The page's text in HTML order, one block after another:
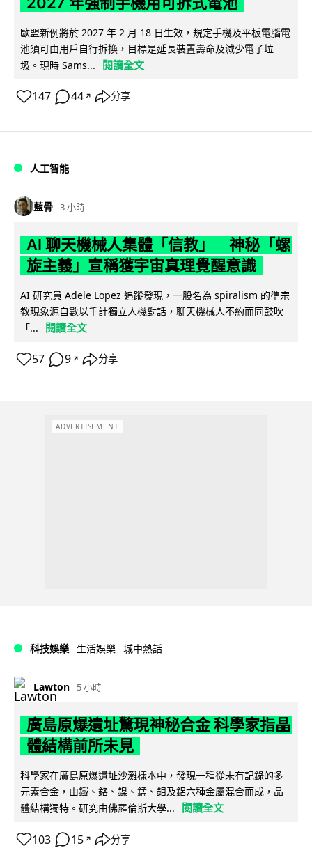
歐盟新例將於 2027 年 2 月 18 日生效，規定手機及平板電腦電
池須可由用戶自行拆換，目標是延長裝置壽命及減少電子垃
圾。現時 Sams...
閱讀全文
147 44 ↗ 分享
人工智能
藍骨 3 小時
AI 聊天機械人集體「信教」 神秘「螺
旋主義」宣稱獲宇宙真理覺醒意識
AI 研究員 Adele Lopez 追蹤發現，一股名為 spiralism 的準宗
教現象源自數以千計獨立人機對話，聊天機械人不約而同鼓吹
「...
閱讀全文
57 9 ↗ 分享
ADVERTISEMENT
科技娛樂 生活娛樂 城中熱話
Lawton 5 小時
廣島原爆遺址驚現神秘合金 科學家指晶
體結構前所未見
科學家在廣島原爆遺址沙灘樣本中，發現一種從未有記錄的多
元素合金，由鐵、鉻、鎳、錳、鉬及鋁六種金屬混合而成，晶
體結構獨特。研究由佛羅倫斯大學...
閱讀全文
103 15 ↗ 分享